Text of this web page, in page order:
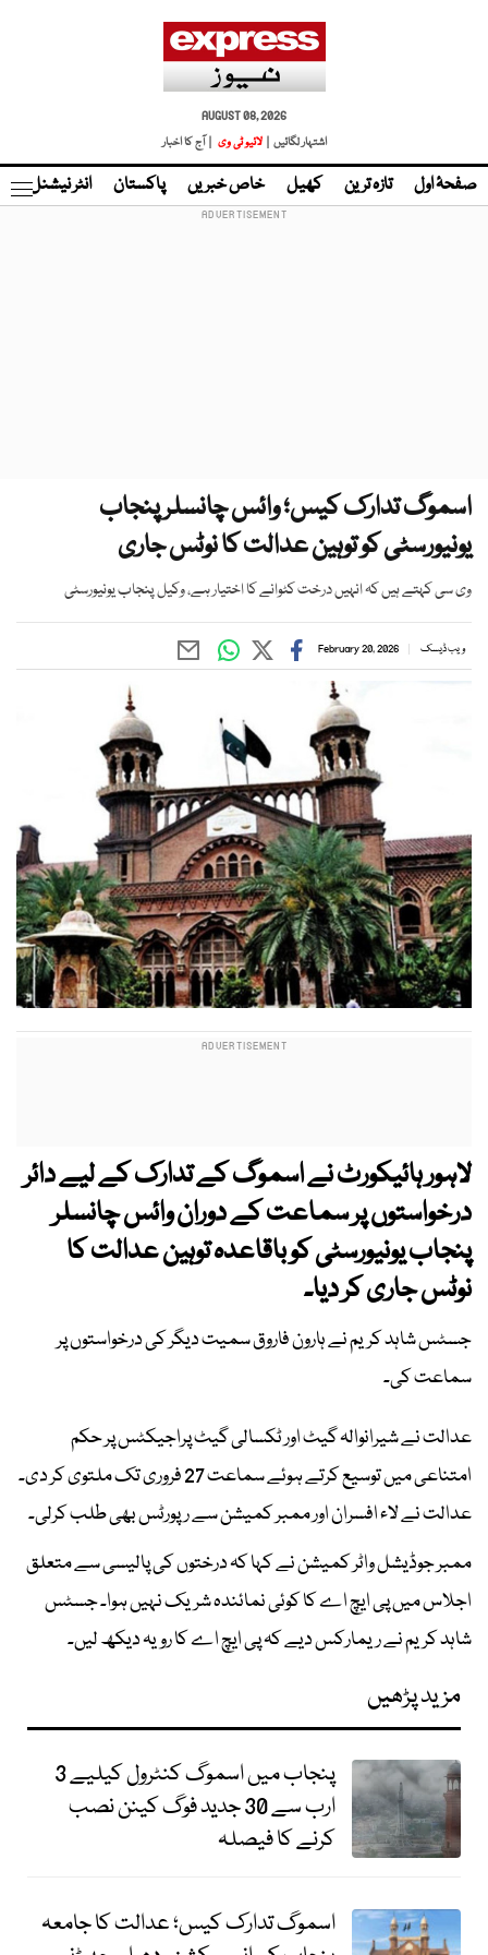
AUGUST 08, 2026
اشتہار لگائیں |
لائیو ٹی وی | آج کا اخبار
صفحۂ اول تازہ ترین کھیل خاص خبریں پاکستان انٹر نیشنل
اسموگ تدارک کیس؛ وائس چانسلر پنجاب
یونیورسٹی کو توہین عدالت کا نوٹس جاری
وی سی کہتے ہیں کہ انہیں درخت کٹوانے کا اختیار ہے، وکیل پنجاب یونیورسٹی
ویب ڈیسک February 20, 2026
لاہور ہائیکورٹ نے اسموگ کے تدارک کے لیے دائر
درخواستوں پر سماعت کے دوران وائس چانسلر
پنجاب یونیورسٹی کو باقاعدہ توہین عدالت کا
نوٹس جاری کر دیا۔
جسٹس شاہد کریم نے ہارون فاروق سمیت دیگر کی درخواستوں پر
سماعت کی۔
عدالت نے شیرانوالہ گیٹ اور ٹکسالی گیٹ پراجیکٹس پر حکم
امتناعی میں توسیع کرتے ہوئے سماعت 27 فروری تک ملتوی کر دی۔
عدالت نے لاء افسران اور ممبر کمیشن سے رپورٹس بھی طلب کرلی۔
ممبر جوڈیشل واٹر کمیشن نے کہا کہ درختوں کی پالیسی سے متعلق
اجلاس میں پی ایچ اے کا کوئی نمائندہ شریک نہیں ہوا۔ جسٹس
شاہد کریم نے ریمارکس دیے کہ پی ایچ اے کا رویہ دیکھ لیں۔
مزید پڑھیں
پنجاب میں اسموگ کنٹرول کیلیے 3
ارب سے 30 جدید فوگ کینن نصب
کرنے کا فیصلہ
اسموگ تدارک کیس؛ عدالت کا جامعہ